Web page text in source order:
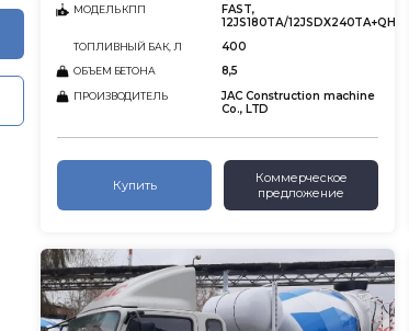
МОДЕЛЬ КПП
FAST,
12JS180TА/12JSDX240TA+QH70
ТОПЛИВНЫЙ БАК, Л 400
ОБЪЕМ БЕТОНА 8,5
ПРОИЗВОДИТЕЛЬ
JAC Construction machine
Co., LTD
Купить
Коммерческое
предложение